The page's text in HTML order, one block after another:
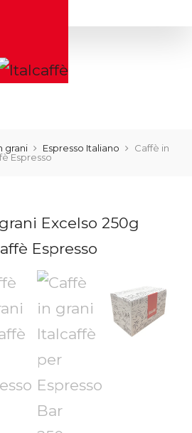
grani Espresso Italiano
Caffè in
Espresso